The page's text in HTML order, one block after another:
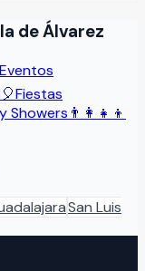
de Álvarez
Eventos
🎈Fiestas
Showers 👨‍👩‍👧‍👦
San Luis